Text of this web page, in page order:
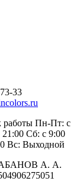
33
работы Пн-Пт: с
21:00 Сб: с 9:00
Вс: Выходной
А. А.